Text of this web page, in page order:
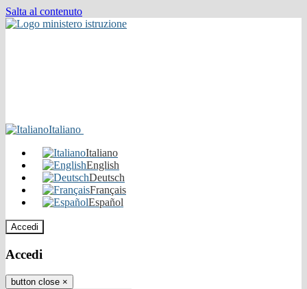
Salta al contenuto
Italiano
Italiano
English
Deutsch
Français
Español
Accedi
Accedi
button close ×